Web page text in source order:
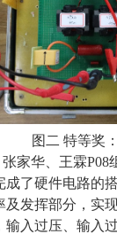
图二 特等奖
家华、王霖
了硬件电路的
发挥部分，实
输入过压、输入